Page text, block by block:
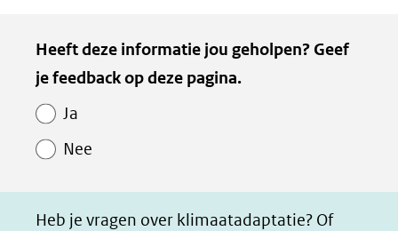
l
e
a
l
e
i
l
e
h
z
e
n
Kopie
van
Paginawaardering
Heeft deze informatie jou geholpen? Geef
je feedback op deze pagina.
Ja
Nee
Heb je vragen over klimaatadaptatie? Of